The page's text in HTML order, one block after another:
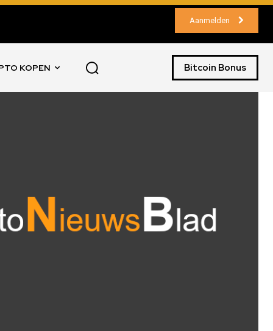
Aanmelden
KOPEN Bitcoin Bonus